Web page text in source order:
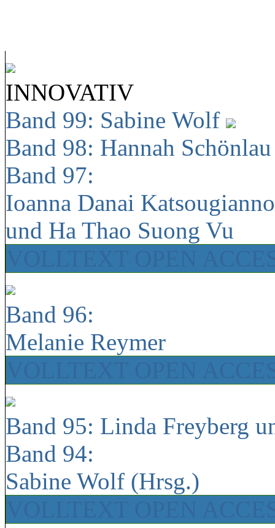
INNOVATIV
Band 99: Sabine Wolf
Band 98: Hannah
Band 97:
Ioanna Danai
und Ha Thao Suong Vu
Band 96:
Melanie Reymer
Band 95: Linda Freyberg
Band 94:
Sabine Wolf (Hrsg.)